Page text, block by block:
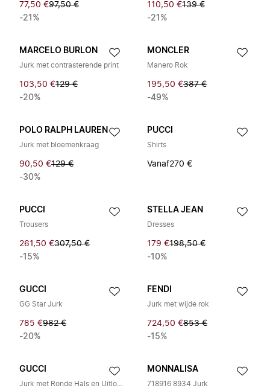
77,50 €97,50 €
-21%
110,50 €139 €
-21%
MARCELO BURLON
Jurk met contrasterende print
103,50 €129 €
-20%
MONCLER
Manero Rok
195,50 €387 €
-49%
POLO RALPH LAUREN
Jurk met bloemenkraag
90,50 €129 €
-30%
PUCCI
Shirts
Vanaf270 €
PUCCI
Trousers
261,50 €307,50 €
-15%
STELLA JEAN
Dresses
179 €198,50 €
-10%
GUCCI
GG Star Jurk
785 €982 €
-20%
FENDI
Jurk met wijde rok
724,50 €853 €
-15%
GUCCI
Jurk met Ronde Hals en Uitlopende Rok
MONNALISA
718916 8934 Jurk